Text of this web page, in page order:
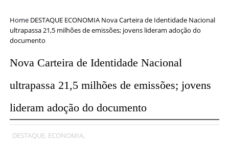
Home DESTAQUE ECONOMIA Nova Carteira de Identidade Nacional
ultrapassa 21,5 milhões de emissões; jovens lideram adoção do
documento
Nova Carteira de Identidade Nacional
ultrapassa 21,5 milhões de emissões; jovens
lideram adoção do documento
DESTAQUE, ECONOMIA,